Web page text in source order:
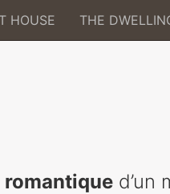
HOUSE THE
romantique d’un